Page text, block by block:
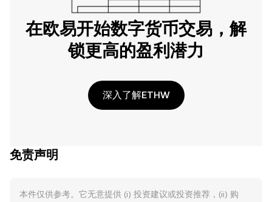
在欧易开始数字货币交易，解
锁更高的盈利潜力
深入了解ETHW
免责声明
本件仅供参考。它无意提供 (i) 投资建议或投资推荐，(ii) 购